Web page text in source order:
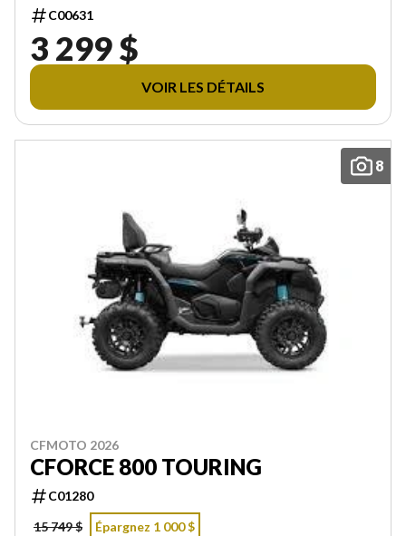
C00631
3 299 $
VOIR LES DÉTAILS
8
CFMOTO 2026
CFORCE 800 TOURING
C01280
15 749 $
Épargnez 1 000 $